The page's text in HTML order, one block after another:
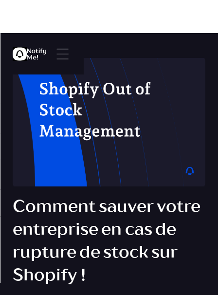
Comment sauver votre
entreprise en cas de
rupture de stock sur
Shopify !